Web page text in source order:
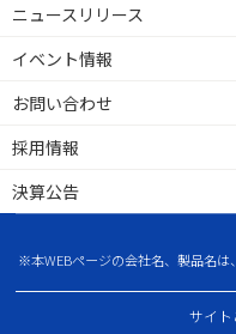
ニュースリリース
イベント情報
お問い合わせ
採用情報
決算公告
※本WEBページの会社名、製品名は
サイ